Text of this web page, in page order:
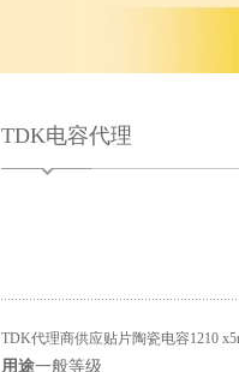
TDK电容代理
TDK代理商供应贴片陶瓷电容1210
用途一般等级